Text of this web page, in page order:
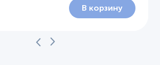
В корзину